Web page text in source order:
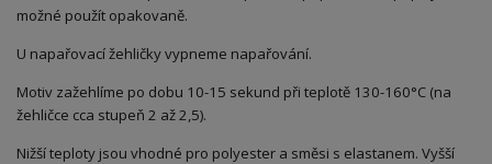
možné použít opakovaně.
U napařovací žehličky vypneme napařování.
Motiv zažehlíme po dobu 10-15 sekund při teplotě 130-160°C (na
žehličce cca stupeň 2 až 2,5).
Nižší teploty jsou vhodné pro polyester a směsi s elastanem. Vyšší